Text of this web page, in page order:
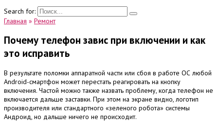
Search for:
Главная » Ремонт
Почему телефон завис при включении и как
это исправить
В результате поломки аппаратной части или сбоя в работе ОС любой
Android-смартфон может перестать реагировать на кнопку
включения. Частой можно также назвать проблему, когда телефон не
включается дальше заставки. При этом на экране видно, логотип
производителя или стандартного «зеленого робота» системы
Андроид, но дальше ничего не происходит.